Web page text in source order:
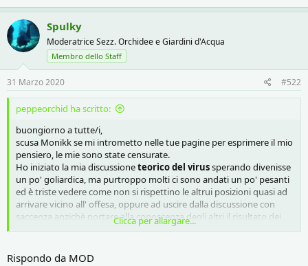
Spulky
Moderatrice Sezz. Orchidee e Giardini d'Acqua
Membro dello Staff
31 Marzo 2020 #522
peppeorchid ha scritto:
buongiorno a tutte/i,
scusa Monikk se mi intrometto nelle tue pagine per esprimere il mio
pensiero, le mie sono state censurate.
Ho iniziato la mia discussioneteorico del virussperando divenisse
un po' goliardica, ma purtroppo molti ci sono andati un po' pesanti
ed è triste vedere come non si rispettino le altrui posizioni quasi ad
arrivare vicino all' offesa, oppure ad uscire dalla discussione con
saccenza anzichè portare alla conoscenza degli altri il risultato dei
propri studi, ma già il suo avatar non esprime dolcezza ! La censura
violenze verbali nè volgarità, con troppa solersia insieme alla giusta
Clicca per allargare...
Rispondo da MOD